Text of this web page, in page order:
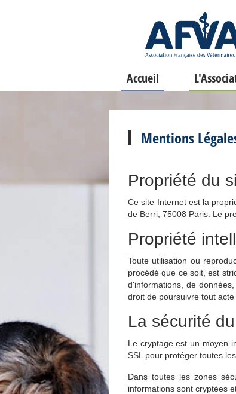
Accueil
Mentions
Propriété du
Ce site Internet est la
de Berri, 75008 Paris. Le
Propriété
Toute utilisation ou
procédé que ce soit, est
d'informations, de
droit de poursuivre tout
La sécurité
Le cryptage est un moyen
SSL pour protéger toutes
Dans toutes les zones
informations sont cryptées